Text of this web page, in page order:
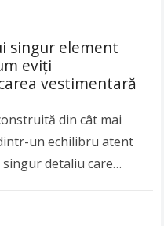
singur element
eviți
vestimentară
din cât mai
un echilibru atent
detaliu care